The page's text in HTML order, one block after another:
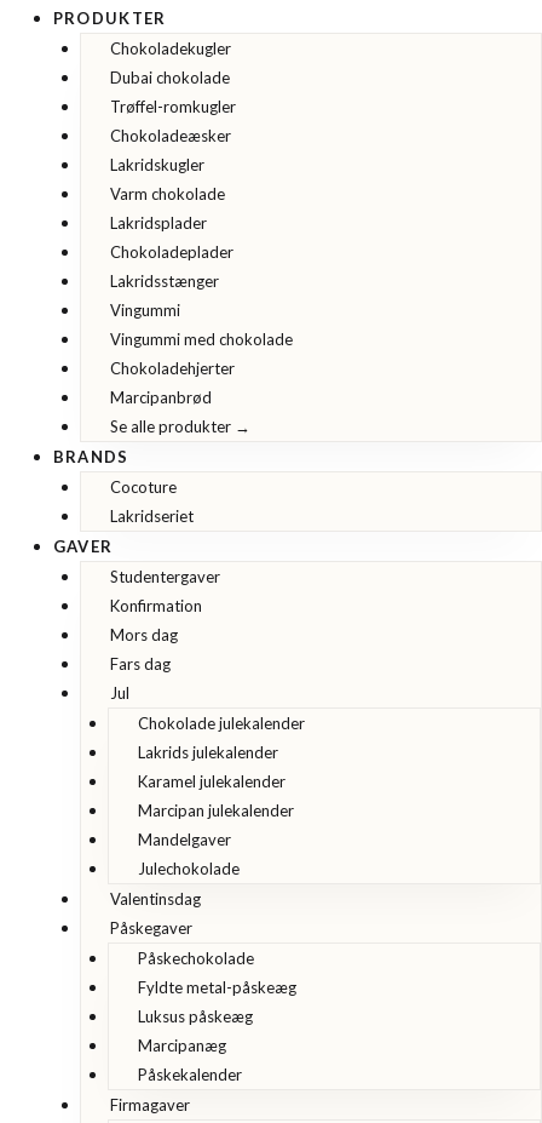
PRODUKTER
Chokoladekugler
Dubai chokolade
Trøffel-romkugler
Chokoladeæsker
Lakridskugler
Varm chokolade
Lakridsplader
Chokoladeplader
Lakridsstænger
Vingummi
Vingummi med chokolade
Chokoladehjerter
Marcipanbrød
Se alle produkter →
BRANDS
Cocoture
Lakridseriet
GAVER
Studentergaver
Konfirmation
Mors dag
Fars dag
Jul
Chokolade julekalender
Lakrids julekalender
Karamel julekalender
Marcipan julekalender
Mandelgaver
Julechokolade
Valentinsdag
Påskegaver
Påskechokolade
Fyldte metal-påskeæg
Luksus påskeæg
Marcipanæg
Påskekalender
Firmagaver